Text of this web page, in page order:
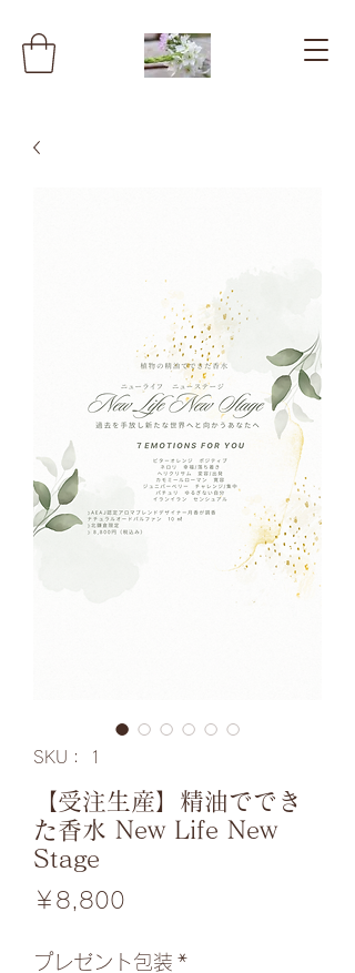
SKU： 1
【受注生産】精油ででき
た香水 New Life New
Stage
￥8,800
プレゼント包装 *